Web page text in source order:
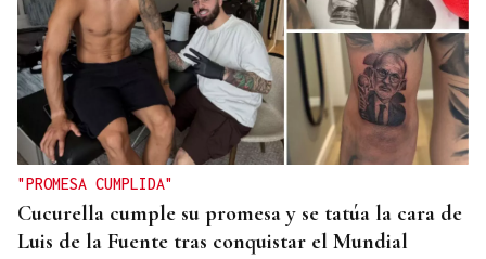
"PROMESA CUMPLIDA"
Cucurella cumple su promesa y se tatúa la cara de
Luis de la Fuente tras conquistar el Mundial